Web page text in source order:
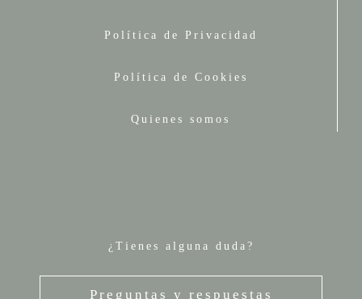
Política de Privacidad
Política de Cookies
Quienes somos
¿Tienes alguna duda?
Preguntas y respuestas